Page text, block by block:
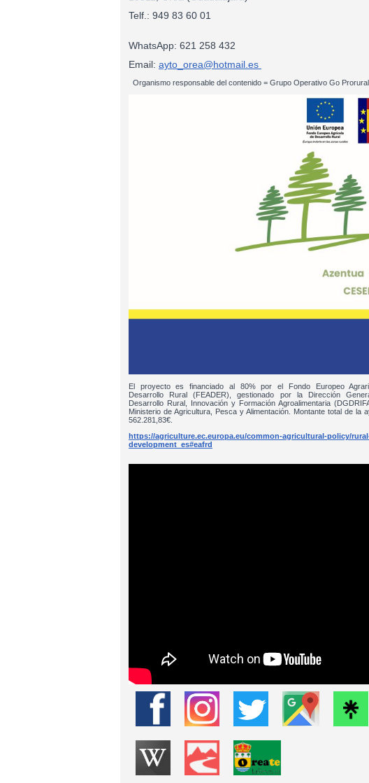
Telf.: 949 83 60
WhatsApp: 621 258 432
Email: ayto_orea@hotmail.es
Organismo responsable del contenido = Grupo Operativo Go Prorural.
El proyecto es financiado al 80% por el Fondo Europeo
Desarrollo Rural (FEADER), gestionado por la Dirección
Desarrollo Rural, Innovación y Formación Agroalimentaria
Ministerio de Agricultura, Pesca y Alimentación. Montante total de la
562.281,83€.
https://agriculture.ec.europa.eu/common-agricultural-policy/
development_es#eafrd